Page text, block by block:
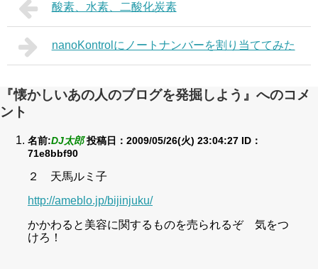
酸素、水素、二酸化炭素
nanoKontrolにノートナンバーを割り当ててみた
『懐かしいあの人のブログを発掘しよう』へのコメ
ント
名前:DJ太郎 投稿日：2009/05/26(火) 23:04:27 ID：
71e8bbf90
２ 天馬ルミ子
http://ameblo.jp/bijinjuku/
かかわると美容に関するものを売られるぞ 気をつ
けろ！